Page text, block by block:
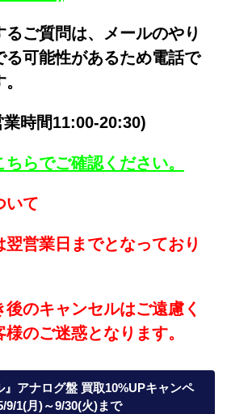
るご質問は、メールのやり
る可能性があるため電話で
業時間11:00-20:30)
らでご確認ください。
いて
営業日までとなっており
後のキャンセルはご遠慮く
のご迷惑となります。
』アナログ盤 買取10%UPキャンペ
9/1(月)～9/30(火)まで